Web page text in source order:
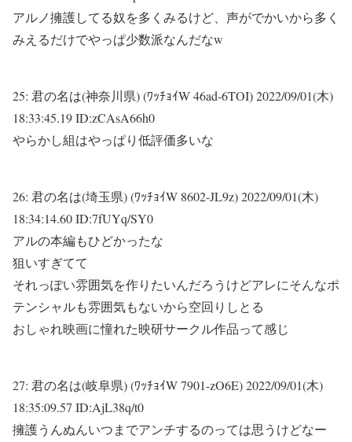
アルノ擁護してる奴を多くみるけど、声がでかいから多く
みえるだけでやっぱ少数派なんだなw
25: 君の名は(神奈川県) (ﾜｯﾁｮｲW 46ad-6TOI)2022/09/01(木)
18:33:45.19 ID:zCAsA66h0
やらかし組はやっぱり低評価多いな
26: 君の名は(埼玉県) (ﾜｯﾁｮｲW 8602-JL9z)2022/09/01(木)
18:34:14.60 ID:7fUYq/SY0
アルの本編もひどかったな
狙いすぎてて
それっぽい雰囲気を作りたいんだろうけどアレにそんなポ
テンシャルも雰囲気もないから空回りしとる
おしゃれ映画に憧れた映研サークル作品って感じ
27: 君の名は(岐阜県) (ﾜｯﾁｮｲW 7901-zO6E)2022/09/01(木)
18:35:09.57 ID:AjL38q/t0
擁護うんぬんいつまでアンチするのっては思うけどなー